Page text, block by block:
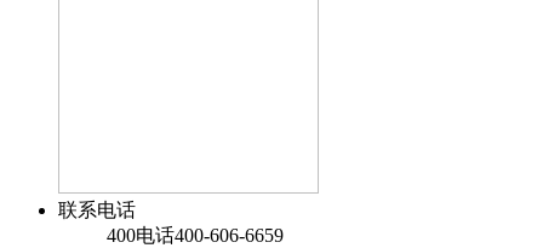
联系电话
400电话400-606-6659